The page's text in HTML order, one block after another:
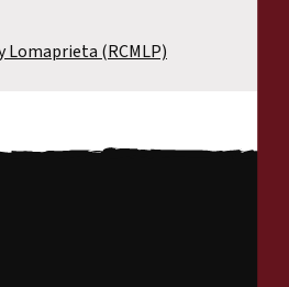
Lomaprieta (RCMLP)